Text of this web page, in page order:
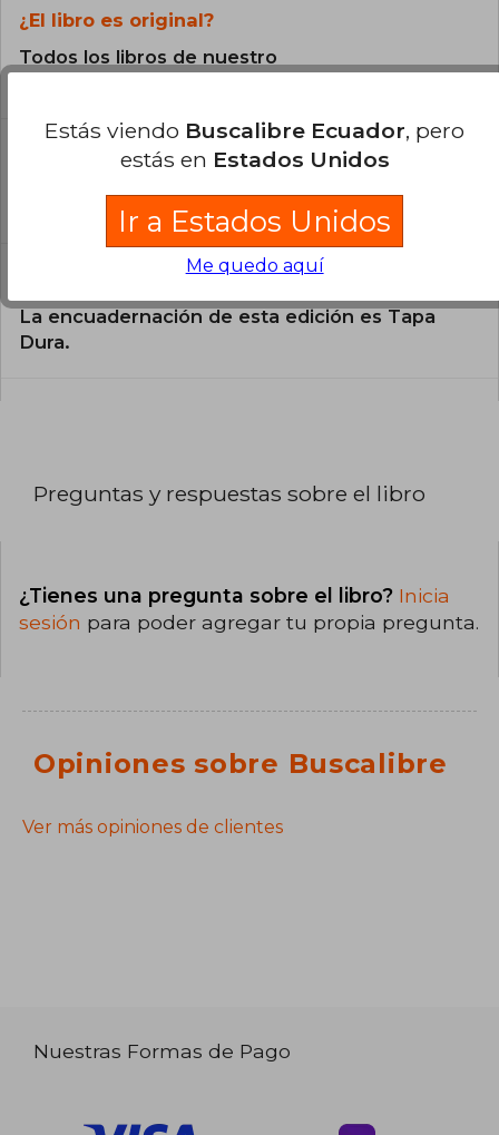
¿El libro es original?
Todos los libros de nuestro
¿En qué Idioma está escrito el
El libro está escrito en Español.
¿Cuál es la encuadernación de este libro?
La encuadernación de esta edición es Tapa
Dura.
Preguntas y respuestas sobre el libro
¿Tienes una pregunta sobre el libro? Inicia
sesión para poder agregar tu propia pregunta.
Opiniones sobre Buscalibre
Ver más opiniones de clientes
Nuestras Formas de Pago
Estás viendo Buscalibre Ecuador, pero
estás en Estados Unidos
Ir a Estados Unidos
Me quedo aquí